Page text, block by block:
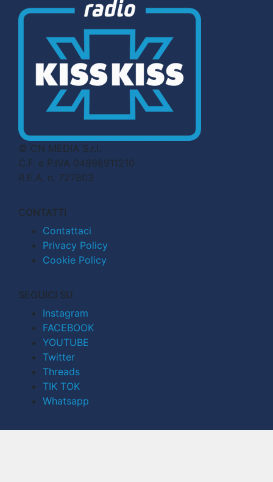
© CN MEDIA S.r.l.
C.F. e P.IVA 04998911210
R.E.A. n. 727803
CONTATTI
Contattaci
Privacy Policy
Cookie Policy
SEGUICI SU
Instagram
FACEBOOK
YOUTUBE
Twitter
Threads
TIK TOK
Whatsapp